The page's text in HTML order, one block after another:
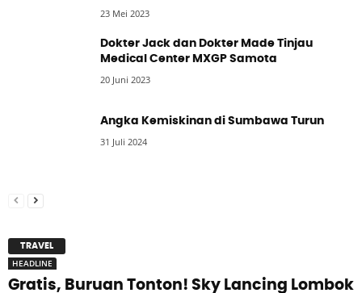
23 Mei 2023
Dokter Jack dan Dokter Made Tinjau
Medical Center MXGP Samota
20 Juni 2023
Angka Kemiskinan di Sumbawa Turun
31 Juli 2024
TRAVEL
HEADLINE
Gratis, Buruan Tonton! Sky Lancing Lombok